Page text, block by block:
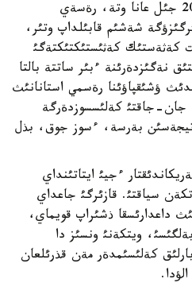
ةندئ بولسا، ارادا بار بولعانئ 20 جئل عانا وتة، رةسةي
شةشئم قابئلداپ وتئر،
كةثئستئكتئكتةگئ
نةگئزدةرئنة ءبئر ساتتة بالتا
ؤشئقپاؤئنا رةسمي استانانئث
جان-جاقتئ كةلئسسوزدةرگة
بةرسة، ءسوز جوق، بذل
ءجيئ ايتاتئنداي
سياقتئ. قازئرگئ جاعداي
داعدارئسقا ذشئراپ قويماي،
ويتكةنئ ونسئز دا
كةلئسئمدةر مةن قذرئلعان